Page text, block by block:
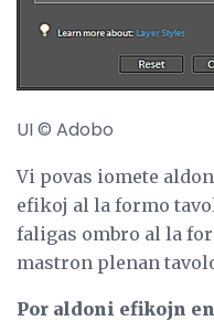
UI © Adobo
Vi povas iomete
efikoj al la formo
faligas ombro al la
mastron plenan
Por aldoni efikojn